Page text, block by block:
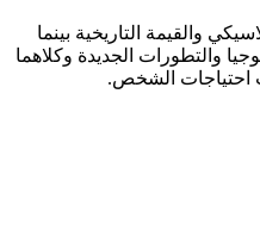
والقيمة التاريخية بينما
والتطورات الجديدة وكلاهما
احتياجات الشخص.